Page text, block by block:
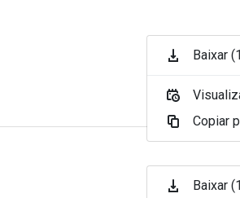
Baixar
Copiar
Baixar